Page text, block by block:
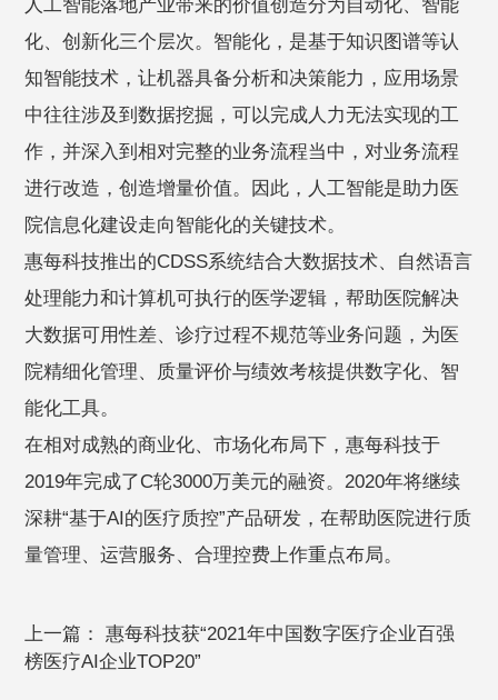
人工智能落地产业带来的价值创造分为自动化、智能
化、创新化三个层次。智能化，是基于知识图谱等认
知智能技术，让机器具备分析和决策能力，应用场景
中往往涉及到数据挖掘，可以完成人力无法实现的工
作，并深入到相对完整的业务流程当中，对业务流程
进行改造，创造增量价值。因此，人工智能是助力医
院信息化建设走向智能化的关键技术。
惠每科技推出的CDSS系统结合大数据技术、自然语言
处理能力和计算机可执行的医学逻辑，帮助医院解决
大数据可用性差、诊疗过程不规范等业务问题，为医
院精细化管理、质量评价与绩效考核提供数字化、智
能化工具。
在相对成熟的商业化、市场化布局下，惠每科技于
2019年完成了C轮3000万美元的融资。2020年将继续
深耕“基于AI的医疗质控”产品研发，在帮助医院进行质
量管理、运营服务、合理控费上作重点布局。
上一篇：惠每科技获“2021年中国数字医疗企业百强
榜医疗AI企业TOP20”